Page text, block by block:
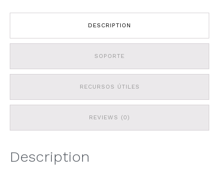
DESCRIPTION
SOPORTE
RECURSOS ÚTILES
REVIEWS (0)
Description